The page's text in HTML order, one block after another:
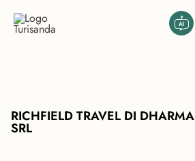
RICHFIELD TRAVEL DI DHARMA
SRL